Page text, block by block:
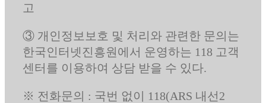
고
③ 개인정보보호 및 처리와 관련한 문의는
한국인터넷진흥원에서 운영하는 118 고객
센터를 이용하여 상담 받을 수 있다.
※ 전화문의 : 국번 없이 118(ARS 내선2